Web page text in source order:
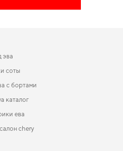
эва
соты
с бортами
каталог
ева
chery